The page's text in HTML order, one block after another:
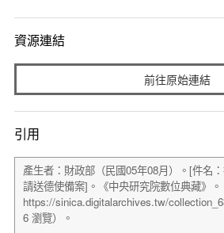
資源連結
前往原始連結
引用